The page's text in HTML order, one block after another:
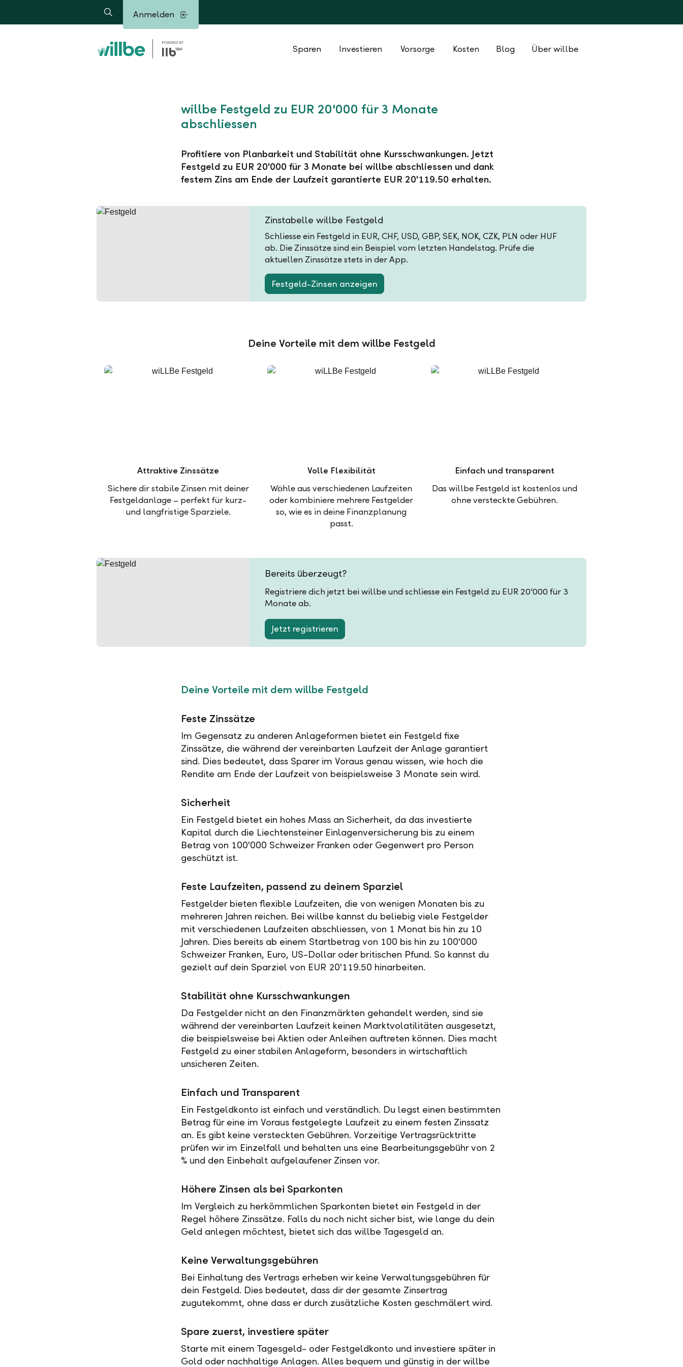
Suche Anmelden
Sparen Investieren Vorsorge Kosten Blog Über willbe
willbe Festgeld zu EUR 20'000 für 3 Monate
abschliessen
Profitiere von Planbarkeit und Stabilität ohne Kursschwankungen. Jetzt
Festgeld zu EUR 20'000 für 3 Monate bei willbe abschliessen und dank
festem Zins am Ende der Laufzeit garantierte EUR 20'119.50 erhalten.
Zinstabelle willbe Festgeld
Schliesse ein Festgeld in EUR, CHF, USD, GBP, SEK, NOK, CZK, PLN oder HUF
ab. Die Zinssätze sind ein Beispiel vom letzten Handelstag. Prüfe die
aktuellen Zinssätze stets in der App.
Festgeld-Zinsen anzeigen
Deine Vorteile mit dem willbe Festgeld
Attraktive Zinssätze
Sichere dir stabile Zinsen mit deiner
Festgeldanlage – perfekt für kurz-
und langfristige Sparziele.
Volle Flexibilität
Wähle aus verschiedenen Laufzeiten
oder kombiniere mehrere Festgelder
so, wie es in deine Finanzplanung
passt.
Einfach und transparent
Das willbe Festgeld ist kostenlos und
ohne versteckte Gebühren.
Bereits überzeugt?
Registriere dich jetzt bei willbe und schliesse ein Festgeld zu EUR 20'000 für 3
Monate ab.
Jetzt registrieren
Deine Vorteile mit dem willbe Festgeld
Feste Zinssätze
Im Gegensatz zu anderen Anlageformen bietet ein Festgeld fixe
Zinssätze, die während der vereinbarten Laufzeit der Anlage garantiert
sind. Dies bedeutet, dass Sparer im Voraus genau wissen, wie hoch die
Rendite am Ende der Laufzeit von beispielsweise 3 Monate sein wird.
Sicherheit
Ein Festgeld bietet ein hohes Mass an Sicherheit, da das investierte
Kapital durch die Liechtensteiner Einlagenversicherung bis zu einem
Betrag von 100'000 Schweizer Franken oder Gegenwert pro Person
geschützt ist.
Feste Laufzeiten, passend zu deinem Sparziel
Festgelder bieten flexible Laufzeiten, die von wenigen Monaten bis zu
mehreren Jahren reichen. Bei willbe kannst du beliebig viele Festgelder
mit verschiedenen Laufzeiten abschliessen, von 1 Monat bis hin zu 10
Jahren. Dies bereits ab einem Startbetrag von 100 bis hin zu 100'000
Schweizer Franken, Euro, US-Dollar oder britischen Pfund. So kannst du
gezielt auf dein Sparziel von EUR 20'119.50 hinarbeiten.
Stabilität ohne Kursschwankungen
Da Festgelder nicht an den Finanzmärkten gehandelt werden, sind sie
während der vereinbarten Laufzeit keinen Marktvolatilitäten ausgesetzt,
die beispielsweise bei Aktien oder Anleihen auftreten können. Dies macht
Festgeld zu einer stabilen Anlageform, besonders in wirtschaftlich
unsicheren Zeiten.
Einfach und Transparent
Ein Festgeldkonto ist einfach und verständlich. Du legst einen bestimmten
Betrag für eine im Voraus festgelegte Laufzeit zu einem festen Zinssatz
an. Es gibt keine versteckten Gebühren. Vorzeitige Vertragsrücktritte
prüfen wir im Einzelfall und behalten uns eine Bearbeitungsgebühr von 2
% und den Einbehalt aufgelaufener Zinsen vor.
Höhere Zinsen als bei Sparkonten
Im Vergleich zu herkömmlichen Sparkonten bietet ein Festgeld in der
Regel höhere Zinssätze. Falls du noch nicht sicher bist, wie lange du dein
Geld anlegen möchtest, bietet sich das willbe Tagesgeld an.
Keine Verwaltungsgebühren
Bei Einhaltung des Vertrags erheben wir keine Verwaltungsgebühren für
dein Festgeld. Dies bedeutet, dass dir der gesamte Zinsertrag
zugutekommt, ohne dass er durch zusätzliche Kosten geschmälert wird.
Spare zuerst, investiere später
Starte mit einem Tagesgeld- oder Festgeldkonto und investiere später in
Gold oder nachhaltige Anlagen. Alles bequem und günstig in der willbe